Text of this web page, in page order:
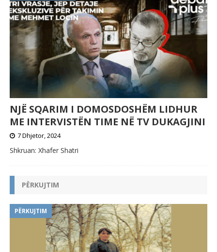
NJË SQARIM I DOMOSDOSHËM LIDHUR
ME INTERVISTËN TIME NË TV DUKAGJINI
7 Dhjetor, 2024
Shkruan: Xhafer Shatri
PËRKUJTIM
PËRKUJTIM